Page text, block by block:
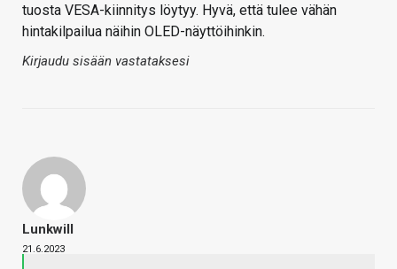
tuosta VESA-kiinnitys löytyy. Hyvä, että tulee vähän
hintakilpailua näihin OLED-näyttöihinkin.
Kirjaudu sisään vastataksesi
Lunkwill
21.6.2023